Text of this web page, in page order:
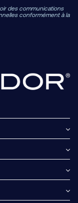
des communications
conformément à la